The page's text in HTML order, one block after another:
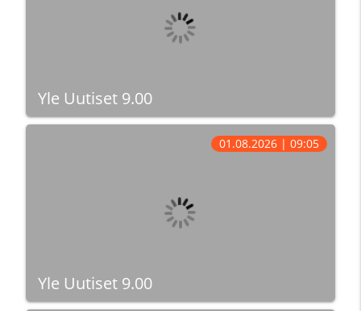
Yle Uutiset 9.00
Yle Uutiset 9.00
01.08.2026 | 09:05